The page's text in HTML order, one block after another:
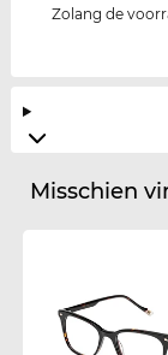
Zolang de
Misschien